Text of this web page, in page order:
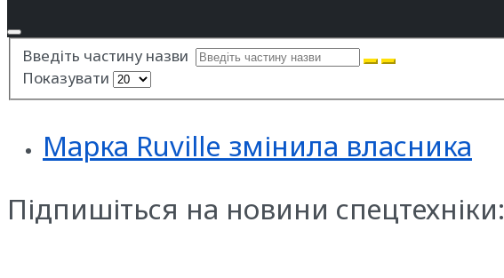
Введіть частину назви
Показувати
Марка Ruville змінила власника
Підпишіться на новини спецтехніки: